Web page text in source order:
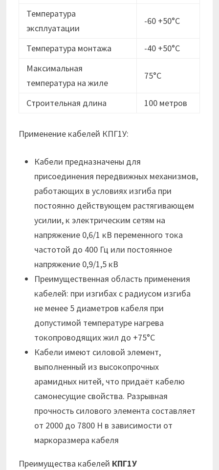
Температура
эксплуатации
-60 +50°С
Температура монтажа
-40 +50°С
Максимальная
температура на жиле
75°С
Строительная длина 100 метров
Применение кабелей КПГ1У:
Кабели предназначены для
присоединения передвижных механизмов,
работающих в условиях изгиба при
постоянно действующем растягивающем
усилии, к электрическим сетям на
напряжение 0,6/1 кВ переменного тока
частотой до 400 Гц или постоянное
напряжение 0,9/1,5 кВ
Преимущественная область применения
кабелей: при изгибах с радиусом изгиба
не менее 5 диаметров кабеля при
допустимой температуре нагрева
токопроводящих жил до +75°С
Кабели имеют силовой элемент,
выполненный из высокопрочных
арамидных нитей, что придаёт кабелю
самонесущие свойства. Разрывная
прочность силового элемента составляет
от 2000 до 7800 Н в зависимости от
маркоразмера кабеля
Преимущества кабелей КПГ1У